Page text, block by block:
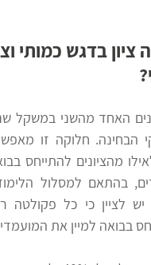
ציון בדגש כמותי
האחד מהשני במשקל
הבחינה. חלוקה זו
מהציונים להתייחס
בהתאם למסלול
לציין כי כל פקולטה
בבואה למיין את